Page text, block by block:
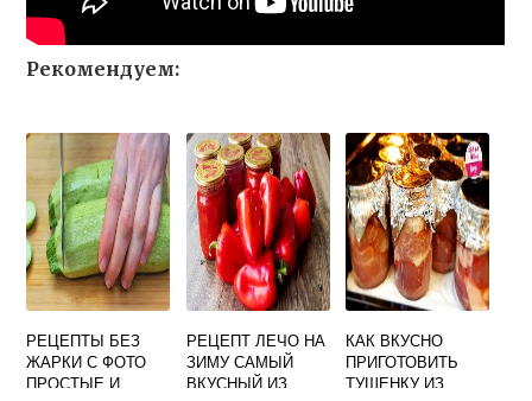
Рекомендуем:
РЕЦЕПТЫ БЕЗ
ЖАРКИ С ФОТО
ПРОСТЫЕ И
РЕЦЕПТ ЛЕЧО НА
ЗИМУ САМЫЙ
ВКУСНЫЙ ИЗ
КАК ВКУСНО
ПРИГОТОВИТЬ
ТУШЕНКУ ИЗ